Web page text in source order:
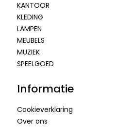
KANTOOR
KLEDING
LAMPEN
MEUBELS
MUZIEK
SPEELGOED
Informatie
Cookieverklaring
Over ons